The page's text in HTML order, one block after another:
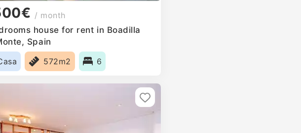
/ month
house for rent in Boadilla
Spain
572m2 6